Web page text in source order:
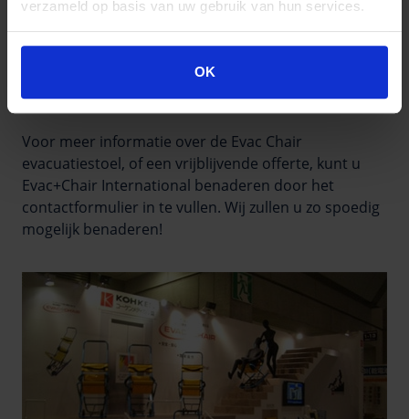
verzameld op basis van uw gebruik van hun services.
OK
VRAGEN OVER DE EVAC CHAIR
EVACUATIESTOEL?
Voor meer informatie over de Evac Chair
evacuatiestoel, of een vrijblijvende offerte, kunt u
Evac+Chair International benaderen door het
contactformulier in te vullen. Wij zullen u zo spoedig
mogelijk benaderen!